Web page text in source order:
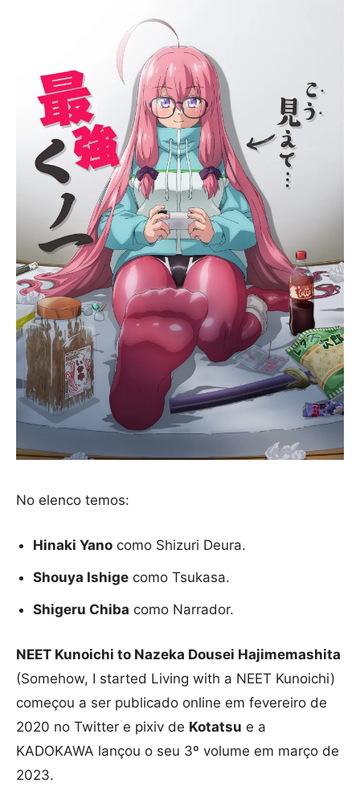
No elenco temos:
Hinaki Yano como Shizuri Deura.
Shouya Ishige como Tsukasa.
Shigeru Chiba como Narrador.
NEET Kunoichi to Nazeka Dousei Hajimemashita
(Somehow, I started Living with a NEET Kunoichi)
começou a ser publicado online em fevereiro de
2020 no Twitter e pixiv de Kotatsu e a
KADOKAWA lançou o seu 3º volume em março de
2023.